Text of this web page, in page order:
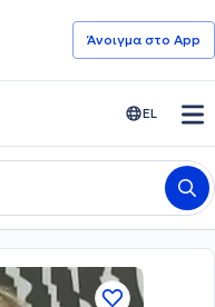
Άνοιγμα στο App
EL